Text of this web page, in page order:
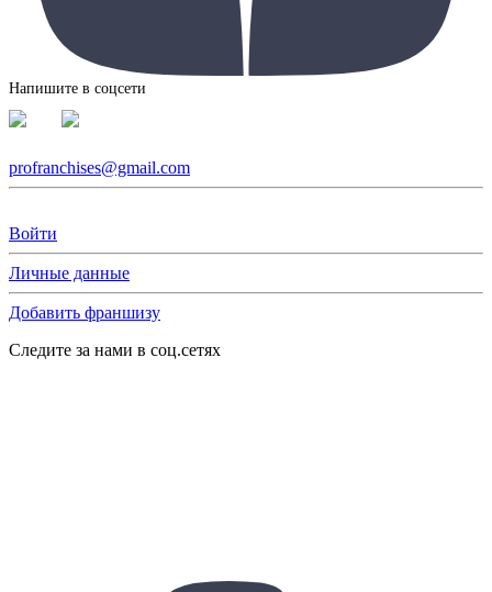
Напишите в соцсети
profranchises@gmail.com
Войти
Личные данные
Добавить франшизу
Следите за нами в соц.сетях